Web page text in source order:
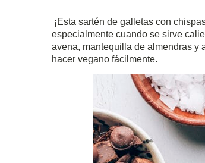
¡Esta sartén de galletas con
especialmente cuando se sirve
avena, mantequilla de almendras y
hacer vegano fácilmente.